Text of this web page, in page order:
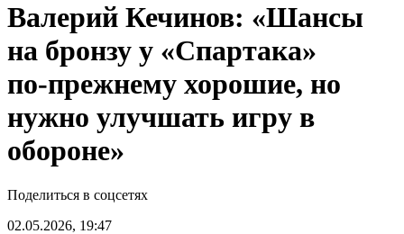
Валерий Кечинов: «Шансы
на бронзу у «Спартака»
по‑прежнему хорошие, но
нужно улучшать игру в
обороне»
Поделиться в соцсетях
02.05.2026, 19:47